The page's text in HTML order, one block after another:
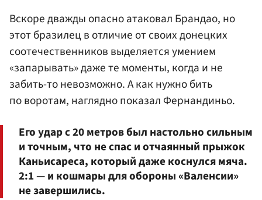
Вскоре дважды опасно атаковал Брандао, но
этот бразилец в отличие от своих донецких
соотечественников выделяется умением
«запарывать» даже те моменты, когда и не
забить-то невозможно. А как нужно бить
по воротам, наглядно показал Фернандиньо.
Его удар с 20 метров был настольно сильным
и точным, что не спас и отчаянный прыжок
Каньисареса, который даже коснулся мяча.
2:1 — и кошмары для обороны «Валенсии»
не завершились.